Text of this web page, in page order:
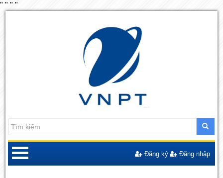
" " " "
Đăng ký Đăng nhập